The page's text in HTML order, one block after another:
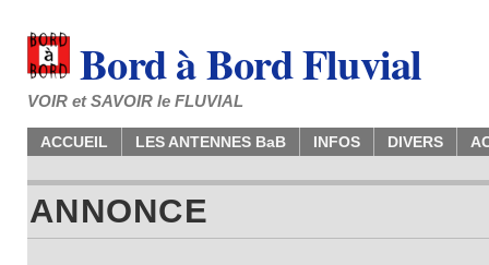
Bord à Bord Fluvial
VOIR et SAVOIR le FLUVIAL
ACCUEIL LES ANTENNES BaB INFOS DIVERS
ANNONCE